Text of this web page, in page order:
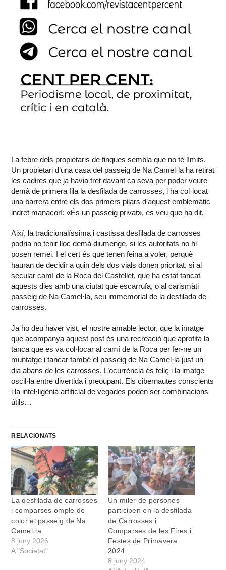
La febre dels propietaris de finques sembla que no té límits.
Un propietari d’una casa del passeig de Na Camel·la ha retirat
les cadires que ja havia tret davant ca seva per poder veure
demà de primera fila la desfilada de carrosses, i ha col·locat
una barrera entre els dos primers pilars d’aquest emblemàtic
indret manacorí: «És un passeig privat», es veu que ha dit.
Així, la tradicionalíssima i castissa desfilada de carrosses
podria no tenir lloc demà diumenge, si les autoritats no hi
posen remei. I el cert és que tenen feina a voler, perquè
hauran de decidir a quin dels dos vials donen prioritat, si al
secular camí de la Roca del Castellet, que ha estat tancat
aquests dies amb una ciutat que escarrufa, o al carismàti
passeig de Na Camel·la, seu immemorial de la desfilada de
carrosses.
Ja ho deu haver vist, el nostre amable lector, que la imatge
que acompanya aquest post és una recreació que aprofita la
tanca que es va col·locar al camí de la Roca per fer-ne un
muntatge i tancar també el passeig de Na Camel·la just un
dia abans de les carrosses. L’ocurrència és feliç i la imatge
oscil·la entre divertida i preoupant. Els cibernautes conscients
i la intel·ligènia artificial de vegades poden ser combinacions
útils…
RELACIONATS
La desfilada de carrosses
i comparses omple de
color el passeig de Na
Camel·la
8 juny 2026
A "Societat"
Un miler de persones
participen en la desfilada
de Carrosses i
Comparses de les Fires i
Festes de Primavera
2024
8 juny 2024